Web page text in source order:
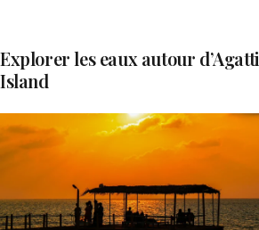
Explorer les eaux autour d’Agatti
Island